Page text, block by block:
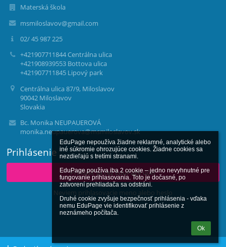
EduPage nepoužíva žiadne reklamné, analytické alebo
iné súkromie ohrozujúce cookies. Žiadne cookies sa
nezdieľajú s tretími stranami.
EduPage používa iba 2 cookie – jedno nevyhnutné pre
fungovanie prihlasovania. Toto je dočasné, po
zatvorení prehliadača sa odstráni.
Druhé cookie zvyšuje bezpečnosť prihlásenia - vďaka
nemu EduPage vie identifikovať prihlásenie z
neznámeho počítača.
Ok
Materská škola
msmiloslavov@gmail.com
02/ 45 987 225
+421907711844 Centrálna ulica
+421908939553 Bottova ulica
+421907711845 Lipový park
Centrálna ulica 87/9, Miloslavov
90042 Miloslavov
Slovakia
Bc. Monika NEUPAUEROVÁ
monika.neupauerova@msmiloslavov.sk
Prihlásenie
Prihlásiť sa cez EduPage účet
Neviem prihlasovacie meno alebo heslo